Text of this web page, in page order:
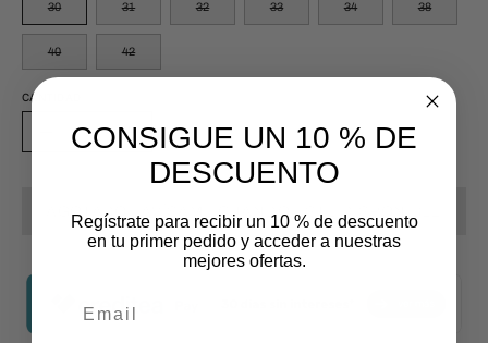
30 31 32 33 34 38
40 42
CANTIDAD
Cantidad
Disminuir
Aumentar
AGOTADO - AVÍSAME CUANDO ESTÉ DISPONIBLE
CONSIGUE UN 10 % DE
DESCUENTO
Regístrate para recibir un 10 % de descuento
en tu primer pedido y acceder a nuestras
mejores ofertas.